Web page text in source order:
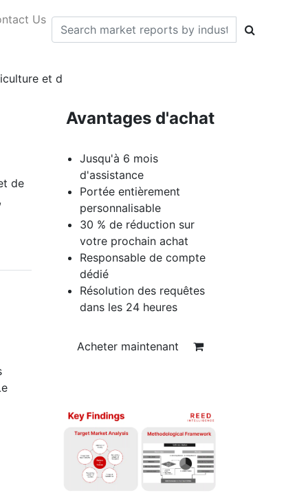
Us
et d
de
Avantages d'achat
Jusqu'à 6 mois
d'assistance
Portée entièrement
personnalisable
30 % de réduction sur
votre prochain achat
Responsable de compte
dédié
Résolution des requêtes
dans les 24 heures
Acheter maintenant